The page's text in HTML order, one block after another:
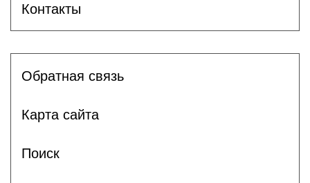
Контакты
Обратная связь
Карта сайта
Поиск